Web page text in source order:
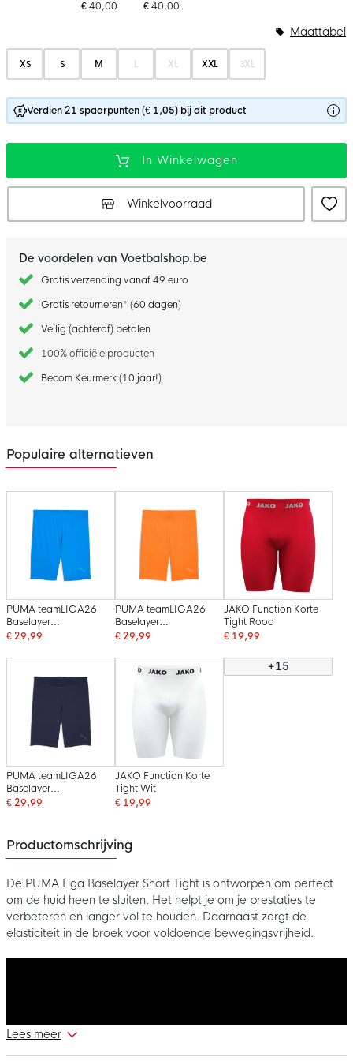
€ 40,00
€ 40,00
XS S M L XL XXL 3XL
Maattabel
Verdien 21 spaarpunten (€ 1,05) bij dit product
In Winkelwagen
Winkelvoorraad
De voordelen van Voetbalshop.be
Gratis verzending vanaf 49 euro
Gratis retourneren* (60 dagen)
Veilig (achteraf) betalen
100% officiële producten
Becom Keurmerk (10 jaar!)
Populaire alternatieven
PUMA teamLIGA26
Baselayer
Slidingbroekje Blauw
€ 29,99
PUMA teamLIGA26
Baselayer
Slidingbroekje Oranje
€ 29,99
JAKO Function Korte
Tight Rood
€ 19,99
PUMA teamLIGA26
Baselayer
Slidingbroekje
€ 29,99
JAKO Function Korte
Tight Wit
€ 19,99
+15
Productomschrijving
De PUMA Liga Baselayer Short Tight is ontworpen om perfect
om de huid heen te sluiten. Het helpt je om je prestaties te
verbeteren en langer vol te houden. Daarnaast zorgt de
elasticiteit in de broek voor voldoende bewegingsvrijheid.
Lees meer